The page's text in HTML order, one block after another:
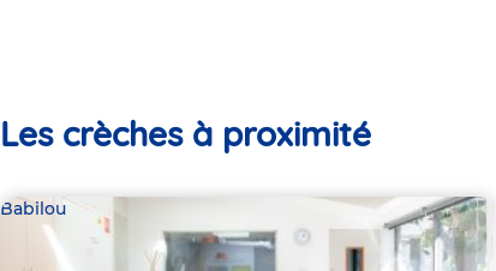
Les crèches à proximité
Babilou